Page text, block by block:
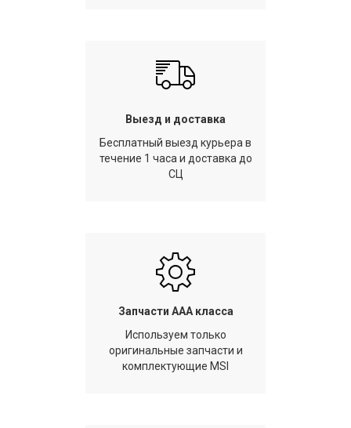
Выезд и доставка
Бесплатный выезд курьера в
течение 1 часа и доставка до
СЦ
Запчасти AAA класса
Используем только
оригинальные запчасти и
комплектующие MSI